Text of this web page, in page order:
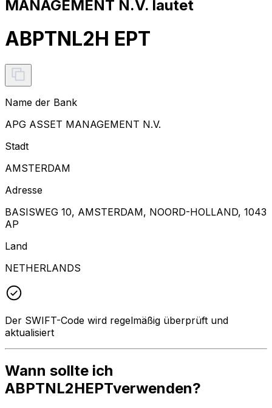
MANAGEMENT N.V. lautet
ABPTNL2H EPT
Name der Bank
APG ASSET MANAGEMENT N.V.
Stadt
AMSTERDAM
Adresse
BASISWEG 10, AMSTERDAM, NOORD-HOLLAND, 1043
AP
Land
NETHERLANDS
Der SWIFT-Code wird regelmäßig überprüft und
aktualisiert
Wann sollte ich
ABPTNL2HEPTverwenden?